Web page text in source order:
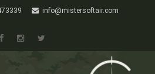
info@mistersoftair.com